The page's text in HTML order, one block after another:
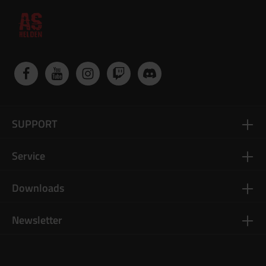
Newsletter
SUPPORT
Service
Downloads